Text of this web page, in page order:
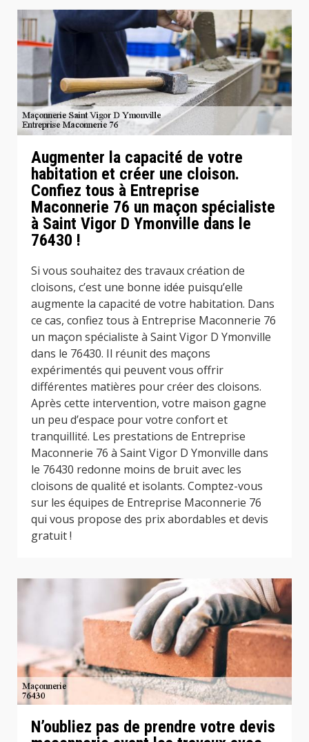
Augmenter la capacité de votre
habitation et créer une cloison.
Confiez tous à Entreprise
Maconnerie 76 un maçon spécialiste
à Saint Vigor D Ymonville dans le
76430 !
Si vous souhaitez des travaux création de
cloisons, c’est une bonne idée puisqu’elle
augmente la capacité de votre habitation. Dans
ce cas, confiez tous à Entreprise Maconnerie 76
un maçon spécialiste à Saint Vigor D Ymonville
dans le 76430. Il réunit des maçons
expérimentés qui peuvent vous offrir
différentes matières pour créer des cloisons.
Après cette intervention, votre maison gagne
un peu d’espace pour votre confort et
tranquillité. Les prestations de Entreprise
Maconnerie 76 à Saint Vigor D Ymonville dans
le 76430 redonne moins de bruit avec les
cloisons de qualité et isolants. Comptez-vous
sur les équipes de Entreprise Maconnerie 76
qui vous propose des prix abordables et devis
gratuit !
N’oubliez pas de prendre votre devis